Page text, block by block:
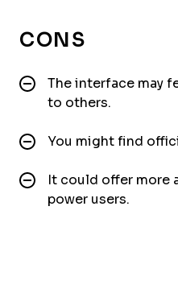
CONS
The interface may
to others.
You might find
It could offer more
power users.